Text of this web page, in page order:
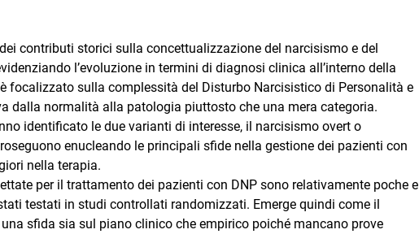
contributi storici sulla concettualizzazione del narcisismo e del
l’evoluzione in termini di diagnosi clinica all’interno della
focalizzato sulla complessità del Disturbo Narcisistico di Personalità e
dalla normalità alla patologia piuttosto che una mera categoria.
identificato le due varianti di interesse, il narcisismo overt o
enucleando le principali sfide nella gestione dei pazienti con
nella terapia.
per il trattamento dei pazienti con DNP sono relativamente poche e
testati in studi controllati randomizzati. Emerge quindi come il
sfida sia sul piano clinico che empirico poiché mancano prove